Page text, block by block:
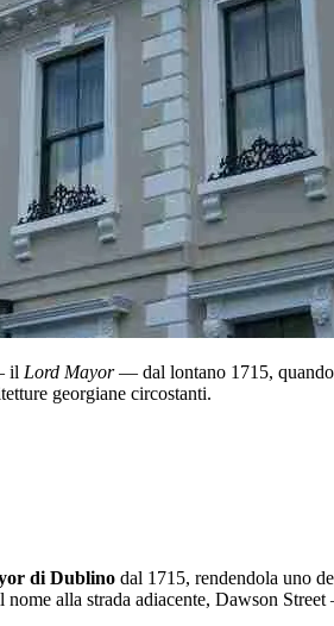
il Lord Mayor— dal lontano 1715, quando
georgiane circostanti.
di Dublino dal 1715, rendendola uno
alla strada adiacente, Dawson